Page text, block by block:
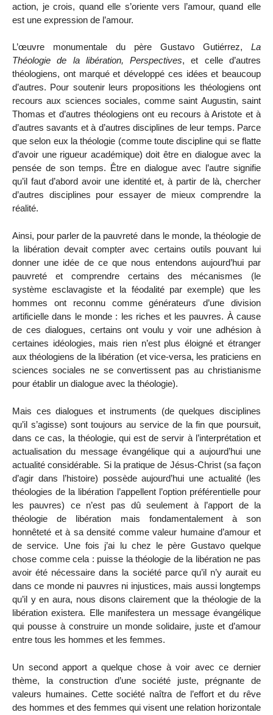
action, je crois, quand elle s’oriente vers l’amour, quand elle
est une expression de l’amour.
L’œuvre monumentale du père Gustavo Gutiérrez, La
Théologie de la libération, Perspectives, et celle d’autres
théologiens, ont marqué et développé ces idées et beaucoup
d’autres. Pour soutenir leurs propositions les théologiens ont
recours aux sciences sociales, comme saint Augustin, saint
Thomas et d’autres théologiens ont eu recours à Aristote et à
d’autres savants et à d’autres disciplines de leur temps. Parce
que selon eux la théologie (comme toute discipline qui se flatte
d’avoir une rigueur académique) doit être en dialogue avec la
pensée de son temps. Être en dialogue avec l’autre signifie
qu’il faut d’abord avoir une identité et, à partir de là, chercher
d’autres disciplines pour essayer de mieux comprendre la
réalité.
Ainsi, pour parler de la pauvreté dans le monde, la théologie de
la libération devait compter avec certains outils pouvant lui
donner une idée de ce que nous entendons aujourd’hui par
pauvreté et comprendre certains des mécanismes (le
système esclavagiste et la féodalité par exemple) que les
hommes ont reconnu comme générateurs d’une division
artificielle dans le monde : les riches et les pauvres. À cause
de ces dialogues, certains ont voulu y voir une adhésion à
certaines idéologies, mais rien n’est plus éloigné et étranger
aux théologiens de la libération (et vice-versa, les praticiens en
sciences sociales ne se convertissent pas au christianisme
pour établir un dialogue avec la théologie).
Mais ces dialogues et instruments (de quelques disciplines
qu’il s’agisse) sont toujours au service de la fin que poursuit,
dans ce cas, la théologie, qui est de servir à l’interprétation et
actualisation du message évangélique qui a aujourd’hui une
actualité considérable. Si la pratique de Jésus-Christ (sa façon
d’agir dans l’histoire) possède aujourd’hui une actualité (les
théologies de la libération l’appellent l’option préférentielle pour
les pauvres) ce n’est pas dû seulement à l’apport de la
théologie de libération mais fondamentalement à son
honnêteté et à sa densité comme valeur humaine d’amour et
de service. Une fois j’ai lu chez le père Gustavo quelque
chose comme cela : puisse la théologie de la libération ne pas
avoir été nécessaire dans la société parce qu’il n’y aurait eu
dans ce monde ni pauvres ni injustices, mais aussi longtemps
qu’il y en aura, nous disons clairement que la théologie de la
libération existera. Elle manifestera un message évangélique
qui pousse à construire un monde solidaire, juste et d’amour
entre tous les hommes et les femmes.
Un second apport a quelque chose à voir avec ce dernier
thème, la construction d’une société juste, prégnante de
valeurs humaines. Cette société naîtra de l’effort et du rêve
des hommes et des femmes qui visent une relation horizontale